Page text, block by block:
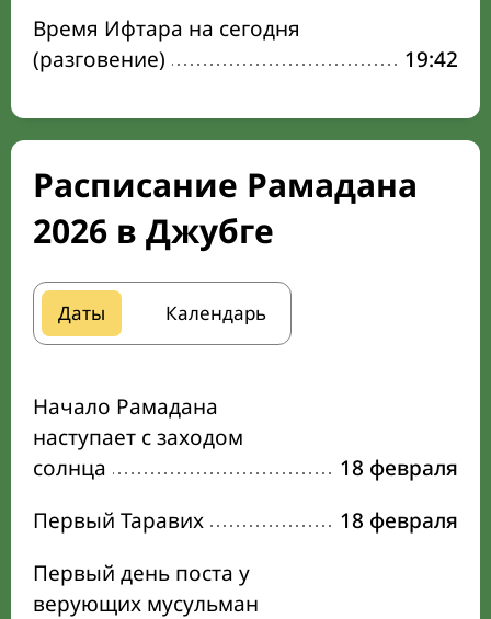
Время Ифтара на сегодня
(разговение)
19:42
Расписание Рамадана
2026 в Джубге
Даты Календарь
Начало Рамадана
наступает с заходом
солнца
18 февраля
Первый Таравих
18 февраля
Первый день поста у
верующих мусульман